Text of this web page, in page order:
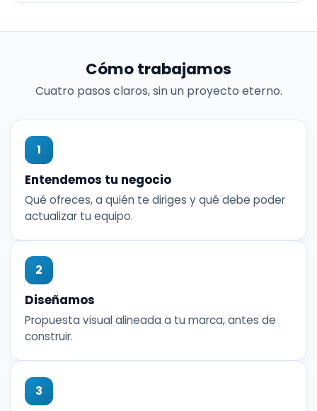
Cómo trabajamos
Cuatro pasos claros, sin un proyecto eterno.
1
Entendemos tu negocio
Qué ofreces, a quién te diriges y qué debe poder
actualizar tu equipo.
2
Diseñamos
Propuesta visual alineada a tu marca, antes de
construir.
3